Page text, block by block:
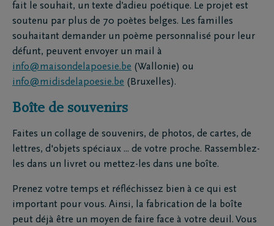
fait le souhait, un texte d’adieu poétique. Le projet est
soutenu par plus de 70 poètes belges. Les familles
souhaitant demander un poème personnalisé pour leur
défunt, peuvent envoyer un mail à
info@maisondelapoesie.be (Wallonie) ou
info@midisdelapoesie.be (Bruxelles).
Boîte de souvenirs
Faites un collage de souvenirs, de photos, de cartes, de
lettres, d'objets spéciaux ... de votre proche. Rassemblez-
les dans un livret ou mettez-les dans une boîte.
Prenez votre temps et réfléchissez bien à ce qui est
important pour vous. Ainsi, la fabrication de la boîte
peut déjà être un moyen de faire face à votre deuil. Vous